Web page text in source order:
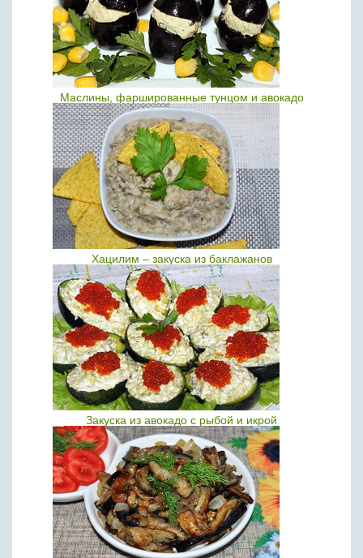
Маслины, фаршированные тунцом и авокадо
Хацилим – закуска из баклажанов
Закуска из авокадо с рыбой и икрой